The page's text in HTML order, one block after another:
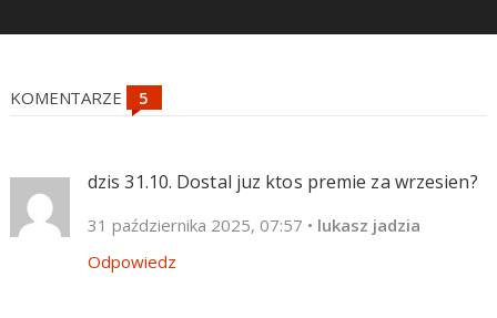
KOMENTARZE
dzis 31.10. Dostal juz ktos premie za wrzesien?
31 października 2025, 07:57 • lukasz jadzia
Odpowiedz